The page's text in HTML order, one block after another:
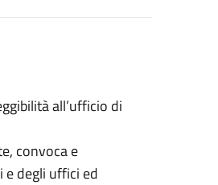
all’ufficio di
convoca e
e degli uffici ed